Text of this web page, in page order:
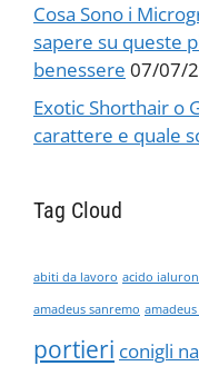
Cosa Sono i
sapere su queste
benessere 07/07/
Exotic Shorthair o
carattere e quale
Tag Cloud
abiti da lavoro acido
amadeus sanremo amadeus
portieri conigli